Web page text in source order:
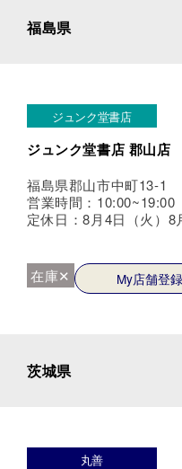
福島県
ジュンク堂書店
ジュンク堂書店 郡山店
福島県郡山市中町13-1
営業時間：10:00~19:00
定休日：8月4日（火）8
在庫✕ My店舗登録
茨城県
丸善